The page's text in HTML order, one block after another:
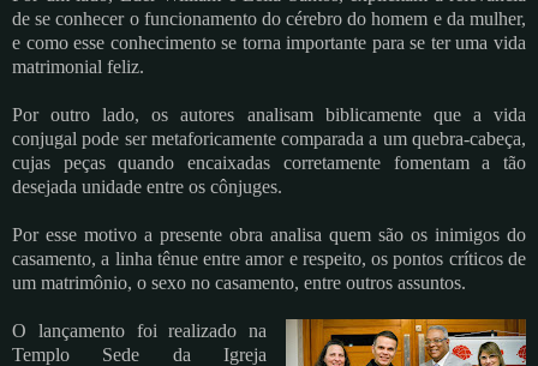
de se conhecer o funcionamento do cérebro do homem e da mulher,
e como esse conhecimento se torna importante para se ter uma vida
matrimonial feliz.
Por outro lado, os autores analisam biblicamente que a vida
conjugal pode ser metaforicamente comparada a um quebra-cabeça,
cujas peças quando encaixadas corretamente fomentam a tão
desejada unidade entre os cônjuges.
Por esse motivo a presente obra analisa quem são os inimigos do
casamento, a linha tênue entre amor e respeito, os pontos críticos de
um matrimônio, o sexo no casamento, entre outros assuntos.
O lançamento foi realizado na
Templo Sede da Igreja